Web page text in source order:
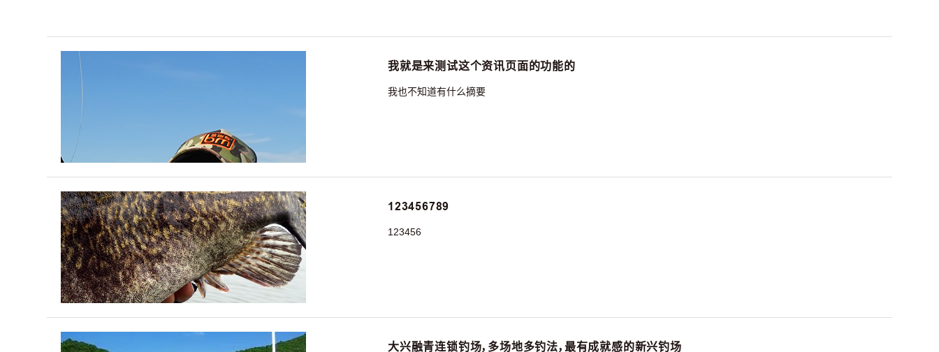
我就是来测试这个资讯页面的功能的
我也不知道有什么摘要
123456789
123456
大兴融青连锁钓场，多场地多钓法，最有成就感的新兴钓场